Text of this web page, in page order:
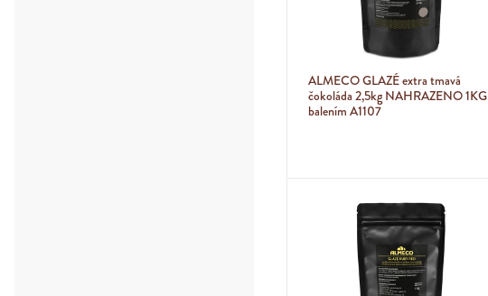
ALMECO GLAZÉ extra tmavá
čokoláda 2,5kg NAHRAZENO 1KG
balením A1107